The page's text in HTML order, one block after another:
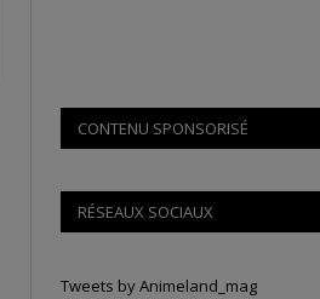
CONTENU SPONSORISÉ
RÉSEAUX SOCIAUX
Tweets by Animeland_mag